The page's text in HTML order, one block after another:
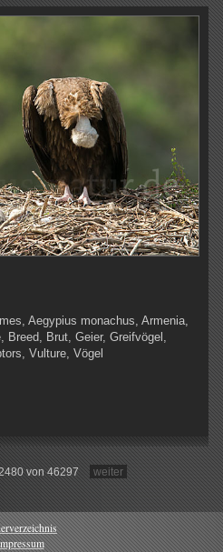
Aegypius monachus, Armenia,
Brut, Geier, Greifvögel,
Vulture, Vögel
von 46297 weiter